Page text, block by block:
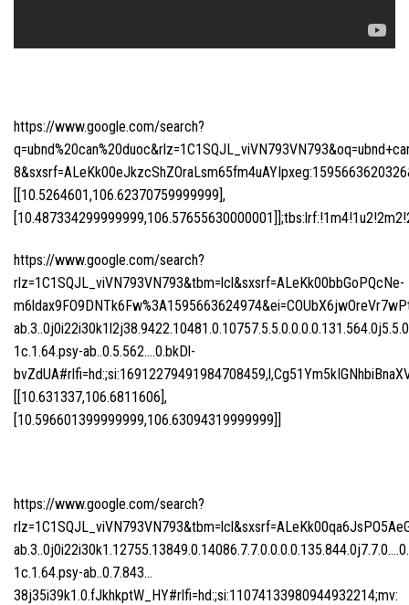
https://www.google.com/search?
[[10.5264601,106.62370759999999],
https://www.google.com/search?
rlz=1C1SQJL_viVN793VN793&tbm=lcl&sxsrf=ALeKk00bbGoPQcNe-
1c.1.64.psy-ab..0.5.562….0.bkDl-
[[10.631337,106.6811606],
[10.596601399999999,106.63094319999999]]
https://www.google.com/search?
1c.1.64.psy-ab..0.7.843…
38j35i39k1.0.fJkhkptW_HY#rlfi=hd:;si:11074133980944932214;mv: